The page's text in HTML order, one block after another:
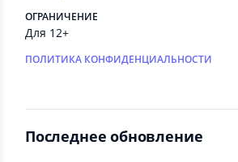
ОГРАНИЧЕНИЕ
Для 12+
ПОЛИТИКА КОНФИДЕНЦИАЛЬНОСТИ
Последнее обновление